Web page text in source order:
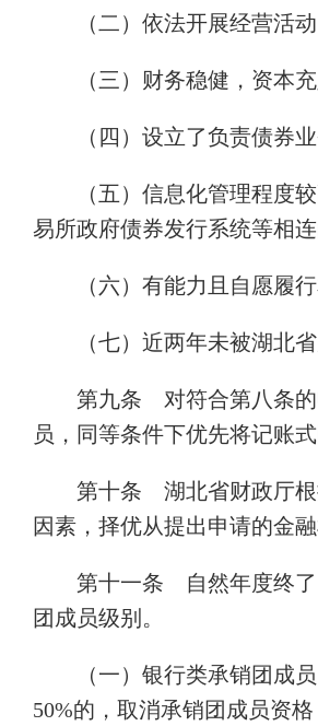
（二）依法开展经营活
（三）财务稳健，资本
（四）设立了负责债券
（五）信息化管理程度
易所政府债券发行系统等相
（六）有能力且自愿履
（七）近两年未被湖北
第九条 对符合第八条的
员，同等条件下优先将记
第十条 湖北省财政厅根
因素，择优从提出申请的金
第十一条 自然年度终了
团成员级别。
（一）银行类承销团成
50%的，取消承销团成员资